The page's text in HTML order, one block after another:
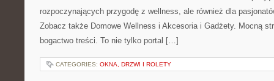
rozpoczynających przygodę z wellness, ale również dla
Zobacz także Domowe Wellness i Akcesoria i Gadżety. Mocną
bogactwo treści. To nie tylko portal […]
CATEGORIES: OKNA, DRZWI I ROLETY